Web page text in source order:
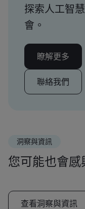
探索人工智
會。
瞭解更多
聯絡我們
洞察與資訊
您可能也會感
查看洞察與資訊